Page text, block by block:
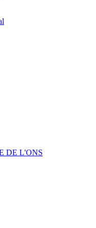
DE L'ONS